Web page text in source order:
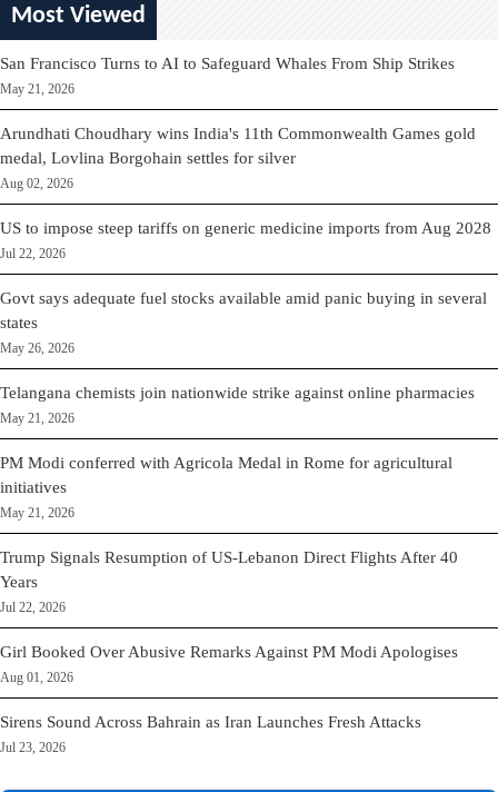
Most Viewed
San Francisco Turns to AI to Safeguard Whales From Ship Strikes
May 21, 2026
Arundhati Choudhary wins India's 11th Commonwealth Games gold
medal, Lovlina Borgohain settles for silver
Aug 02, 2026
US to impose steep tariffs on generic medicine imports from Aug 2028
Jul 22, 2026
Govt says adequate fuel stocks available amid panic buying in several
states
May 26, 2026
Telangana chemists join nationwide strike against online pharmacies
May 21, 2026
PM Modi conferred with Agricola Medal in Rome for agricultural
initiatives
May 21, 2026
Trump Signals Resumption of US-Lebanon Direct Flights After 40
Years
Jul 22, 2026
Girl Booked Over Abusive Remarks Against PM Modi Apologises
Aug 01, 2026
Sirens Sound Across Bahrain as Iran Launches Fresh Attacks
Jul 23, 2026